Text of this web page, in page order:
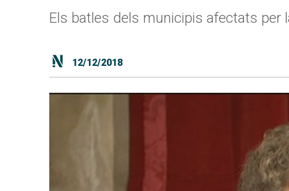
Els batles dels municipis afectats per
12/12/2018